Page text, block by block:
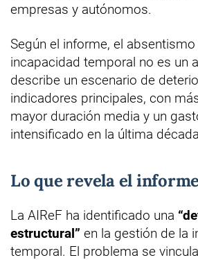
empresas y autónomos.
Según el informe, el
incapacidad temporal no es un
describe un escenario de
indicadores principales, con
mayor duración media y un
intensificado en la última
Lo que revela el
La AIReF ha identificado una
estructural” en la gestión de la
temporal. El problema se